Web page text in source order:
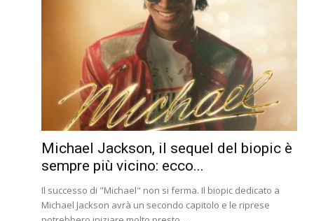
Michael Jackson, il sequel del biopic è
sempre più vicino: ecco...
Il successo di "Michael" non si ferma. Il biopic dedicato a
Michael Jackson avrà un secondo capitolo e le riprese